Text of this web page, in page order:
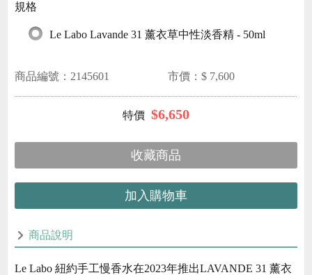
規格
Le Labo Lavande 31 薰衣草中性淡香精 - 50ml
商品編號： 2145601 市價：$ 7,600
$6,650
收藏商品
加入購物車
商品說明
Le Labo 紐約手工慢香水在2023年推出LAVANDE 31 薰衣